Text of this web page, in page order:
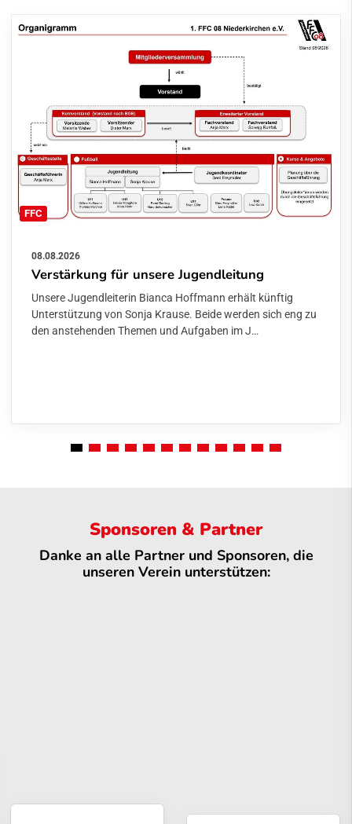
FFC
08.08.2026
Verstärkung für unsere Jugendleitung
Unsere Jugendleiterin Bianca Hoffmann erhält künftig
Unterstützung von Sonja Krause. Beide werden sich eng zu
den anstehenden Themen und Aufgaben im J…
Sponsoren & Partner
Danke an alle Partner und Sponsoren, die
unseren Verein unterstützen: